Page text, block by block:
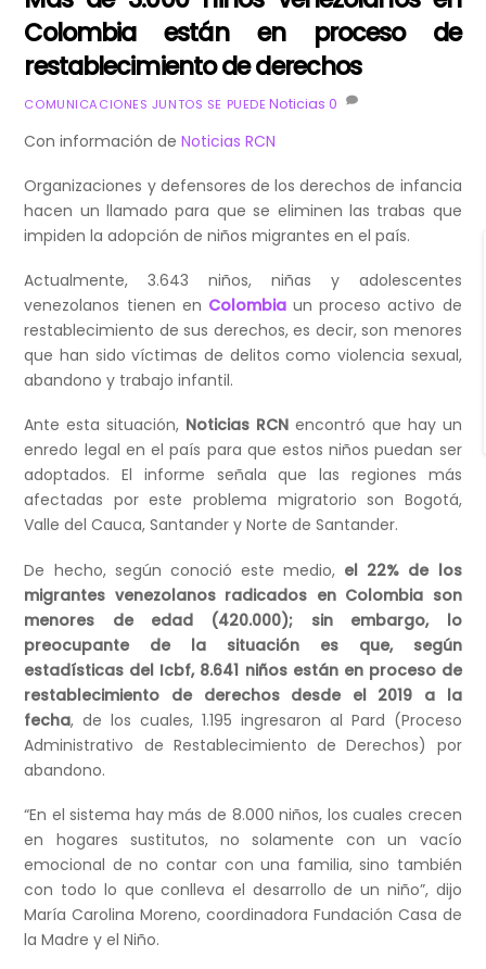
Colombia están en proceso de
restablecimiento de derechos
COMUNICACIONES JUNTOS SE PUEDE Noticias 0
Con información deNoticias RCN
Organizaciones y defensores de los derechos de infancia
hacen un llamado para que se eliminen las trabas que
impiden la adopción de niños migrantes en el país.
Actualmente, 3.643 niños, niñas y adolescentes
venezolanos tienen en Colombiaun proceso activo de
restablecimiento de sus derechos, es decir, son menores
que han sido víctimas de delitos como violencia sexual,
abandono y trabajo infantil.
Ante esta situación, Noticias RCN encontró que hay un
enredo legal en el país para que estos niños puedan ser
adoptados. El informe señala que las regiones más
afectadas por este problema migratorio son Bogotá,
Valle del Cauca, Santander y Norte de Santander.
De hecho, según conoció este medio, el 22% de los
migrantes venezolanos radicados en Colombia son
menores de edad (420.000); sin embargo, lo
preocupante de la situación es que, según
estadísticas del Icbf, 8.641 niños están en proceso de
restablecimiento de derechos desde el 2019 a la
fecha, de los cuales, 1.195 ingresaron al Pard (Proceso
Administrativo de Restablecimiento de Derechos) por
abandono.
“En el sistema hay más de 8.000 niños, los cuales crecen
en hogares sustitutos, no solamente con un vacío
emocional de no contar con una familia, sino también
con todo lo que conlleva el desarrollo de un niño”, dijo
María Carolina Moreno, coordinadora Fundación Casa de
la Madre y el Niño.